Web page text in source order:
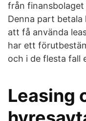
från finansbolaget
Denna part
att få använda
har ett
och i de flesta fall
Leasing